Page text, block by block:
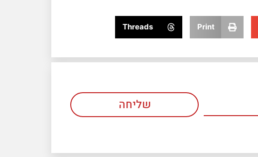
Print
Threads
שליחה